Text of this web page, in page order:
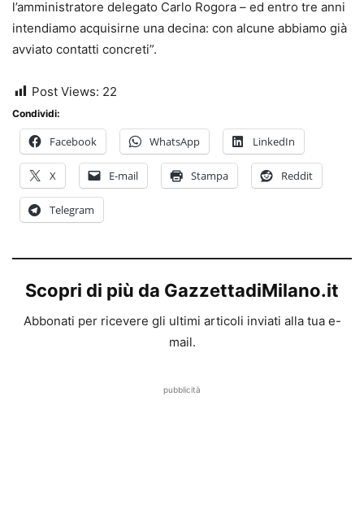
l’amministratore delegato Carlo Rogora – ed entro tre anni
intendiamo acquisirne una decina: con alcune abbiamo già
avviato contatti concreti”.
Post Views: 22
Condividi:
Facebook WhatsApp LinkedIn
X E-mail Stampa Reddit
Telegram
Scopri di più da GazzettadiMilano.it
Abbonati per ricevere gli ultimi articoli inviati alla tua e-
mail.
pubblicità